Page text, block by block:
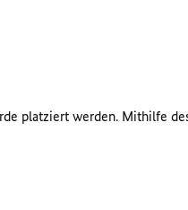
platziert werden. Mithilfe